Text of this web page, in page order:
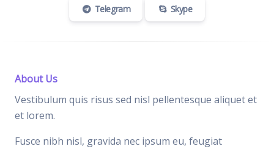
Telegram Skype
About Us
Vestibulum quis risus sed nisl pellentesque aliquet et
et lorem.
Fusce nibh nisl, gravida nec ipsum eu, feugiat